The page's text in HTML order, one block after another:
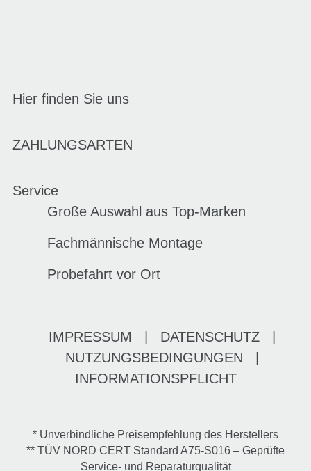
Hier finden Sie uns
ZAHLUNGSARTEN
Service
Große Auswahl aus Top-Marken
Fachmännische Montage
Probefahrt vor Ort
IMPRESSUM DATENSCHUTZ
NUTZUNGSBEDINGUNGEN
INFORMATIONSPFLICHT
* Unverbindliche Preisempfehlung des Herstellers
** TÜV NORD CERT Standard A75-S016 – Geprüfte
Service- und Reparaturqualität